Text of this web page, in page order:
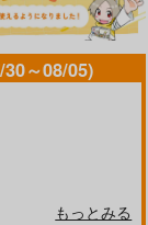
30～08/05)
もっとみる